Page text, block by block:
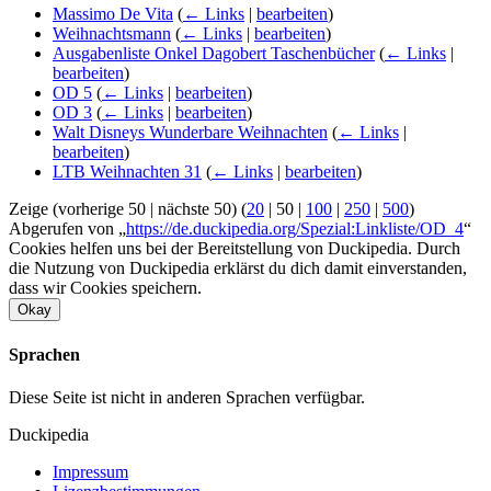
Massimo De Vita (← Links | bearbeiten)
Weihnachtsmann (← Links | bearbeiten)
Ausgabenliste Onkel Dagobert Taschenbücher (← Links |
bearbeiten)
OD 5 (← Links | bearbeiten)
OD 3 (← Links | bearbeiten)
Walt Disneys Wunderbare Weihnachten (← Links |
bearbeiten)
LTB Weihnachten 31 (← Links | bearbeiten)
Zeige (vorherige 50 | nächste 50) (20 | 50 | 100 | 250 | 500)
Abgerufen von „https://de.duckipedia.org/Spezial:Linkliste/OD_4“
Cookies helfen uns bei der Bereitstellung von Duckipedia. Durch
die Nutzung von Duckipedia erklärst du dich damit einverstanden,
dass wir Cookies speichern.
Okay
Sprachen
Diese Seite ist nicht in anderen Sprachen verfügbar.
Duckipedia
Impressum